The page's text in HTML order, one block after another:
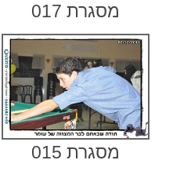
מסגרת 017
מסגרת 015